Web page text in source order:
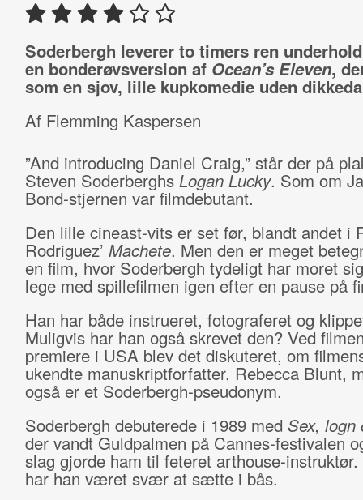
Soderbergh leverer to timers ren
en bonderøvsversion af Ocean’s Eleven,
som en sjov, lille kupkomedie uden
Af Flemming Kaspersen
”And introducing Daniel Craig,” står der på
Steven Soderberghs Logan Lucky. Som om
Bond-stjernen var filmdebutant.
Den lille cineast-vits er set før, blandt andet i
Rodriguez’ Machete. Men den er meget
en film, hvor Soderbergh tydeligt har moret
lege med spillefilmen igen efter en pause på
Han har både instrueret, fotograferet og
Muligvis har han også skrevet den? Ved
premiere i USA blev det diskuteret, om
ukendte manuskriptforfatter, Rebecca Blunt,
også er et Soderbergh-pseudonym.
Soderbergh debuterede i 1989 med Sex, logn
der vandt Guldpalmen på Cannes-festivalen
slag gjorde ham til feteret arthouse-
har han været svær at sætte i bås.